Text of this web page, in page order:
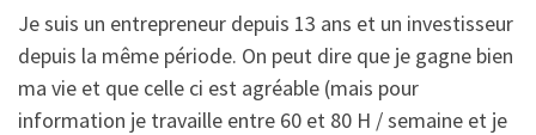
Je suis un entrepreneur depuis 13 ans et un investisseur
depuis la même période. On peut dire que je gagne bien
ma vie et que celle ci est agréable (mais pour
information je travaille entre 60 et 80 H / semaine et je